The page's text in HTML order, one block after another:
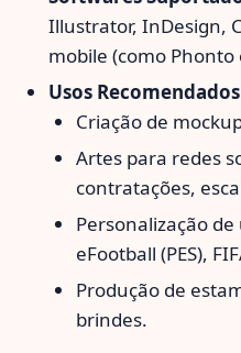
Illustrator, InDesign,
mobile (como Phonto
Usos
Criação de
Artes para redes
contratações,
Personalização
eFootball (PES),
Produção de
brindes.